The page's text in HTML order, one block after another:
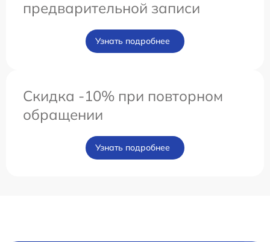
предварительной записи
Узнать подробнее
Скидка -10% при повторном
обращении
Узнать подробнее